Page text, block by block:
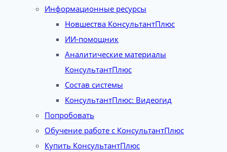
Информационные ресурсы
Новшества КонсультантПлюс
ИИ-помощник
Аналитические материалы
КонсультантПлюс
Состав системы
КонсультантПлюс: Видеогид
Попробовать
Обучение работе с КонсультантПлюс
Купить КонсультантПлюс